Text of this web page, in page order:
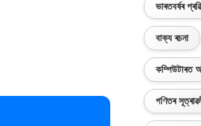
ভাৰতবৰ্ষৰ
বাক্য ৰচনা
কম্পিউটাৰত
গণিতৰ